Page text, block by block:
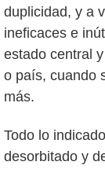
duplicidad, y a
ineficaces e
estado central
o país, cuando
más.
Todo lo
desorbitado y